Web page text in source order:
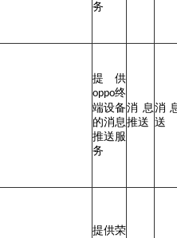
务
提供
oppo终
端设备
的消息
推送服
务
消息
推送
消
送
提供荣